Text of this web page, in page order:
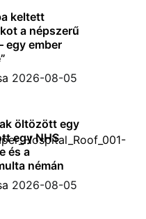
keltett
a népszerű
egy ember
2026-08-05
öltözött egy
egy NHS
és a
némán
2026-08-05